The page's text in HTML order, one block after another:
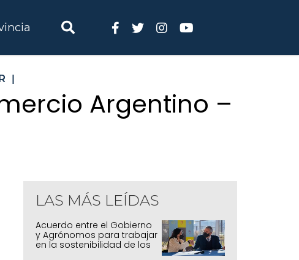
|
Argentino –
LAS MÁS LEÍDAS
Acuerdo entre el Gobierno
y Agrónomos para trabajar
en la sostenibilidad de los